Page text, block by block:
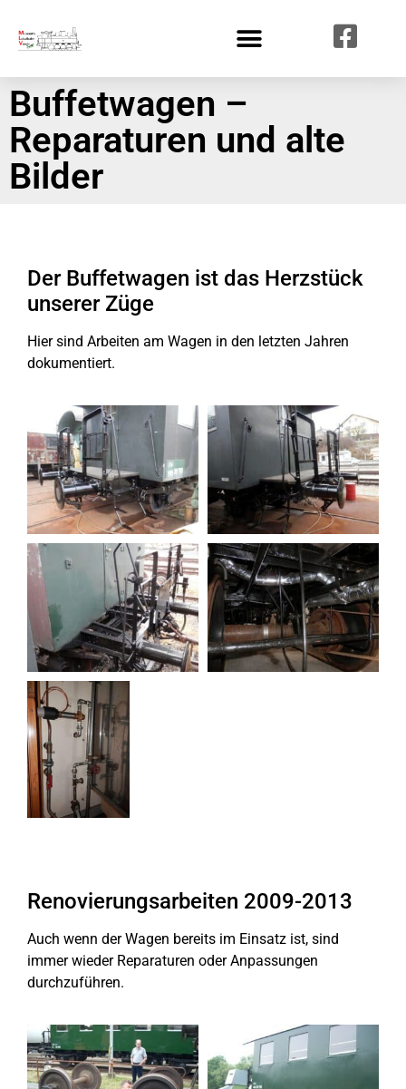
Buffetwagen –
Reparaturen und alte
Bilder
Der Buffetwagen ist das Herzstück
unserer Züge
Hier sind Arbeiten am Wagen in den letzten Jahren
dokumentiert.
Renovierungsarbeiten 2009-2013
Auch wenn der Wagen bereits im Einsatz ist, sind
immer wieder Reparaturen oder Anpassungen
durchzuführen.